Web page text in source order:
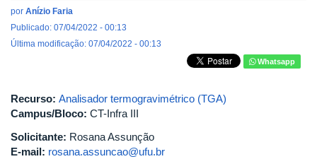
por Anízio Faria
Publicado: 07/04/2022 - 00:13
Última modificação: 07/04/2022 - 00:13
Whatsapp
Recurso: Analisador termogravimétrico (TGA)
Campus/Bloco: CT-Infra III
Solicitante: Rosana Assunção
E-mail: rosana.assuncao@ufu.br